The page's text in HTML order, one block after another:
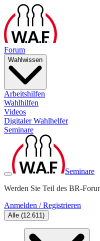
Forum
Wahlwissen
Arbeitshilfen
Wahlhilfen
Videos
Digitaler Wahlhelfer
Seminare
Seminare
Werden Sie Teil des BR-
Anmelden / Registrieren
Alle (12.611)